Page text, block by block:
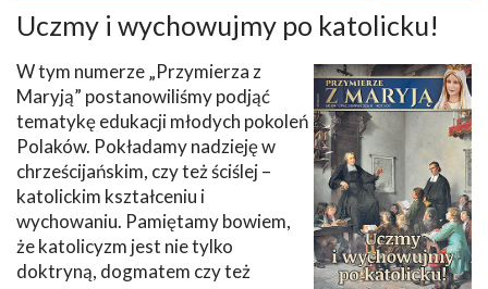
Uczmy i wychowujmy po katolicku!
W tym numerze „Przymierza z
Maryją” postanowiliśmy podjąć
tematykę edukacji młodych pokoleń
Polaków. Pokładamy nadzieję w
chrześcijańskim, czy też ściślej –
katolickim kształceniu i
wychowaniu. Pamiętamy bowiem,
że katolicyzm jest nie tylko
doktryną, dogmatem czy też